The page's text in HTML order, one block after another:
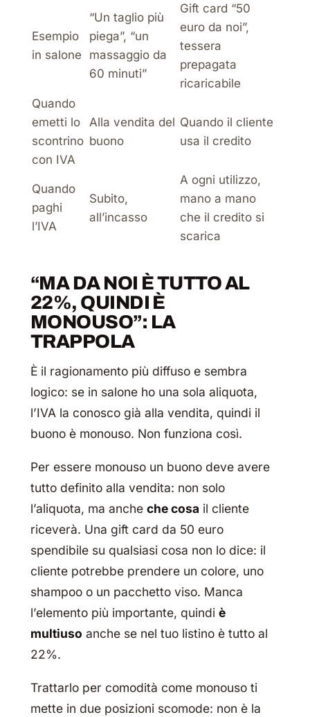
Esempio
in salone
“Un taglio più
piega”, “un
massaggio da
60 minuti”
Gift card “50
euro da noi”,
tessera
prepagata
ricaricabile
Quando
emetti lo
scontrino
con IVA
Alla vendita del
buono
Quando il cliente
usa il credito
Quando
paghi
l’IVA
Subito,
all’incasso
A ogni utilizzo,
mano a mano
che il credito si
scarica
“MA DA NOI È TUTTO AL
22%, QUINDI È
MONOUSO”: LA
TRAPPOLA
È il ragionamento più diffuso e sembra
logico: se in salone ho una sola aliquota,
l’IVA la conosco già alla vendita, quindi il
buono è monouso. Non funziona così.
Per essere monouso un buono deve avere
tutto definito alla vendita: non solo
l’aliquota, ma anche che cosa il cliente
riceverà. Una gift card da 50 euro
spendibile su qualsiasi cosa non lo dice: il
cliente potrebbe prendere un colore, uno
shampoo o un pacchetto viso. Manca
l’elemento più importante, quindi è
multiuso anche se nel tuo listino è tutto al
22%.
Trattarlo per comodità come monouso ti
mette in due posizioni scomode: non è la